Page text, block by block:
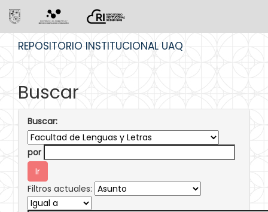
REPOSITORIO INSTITUCIONAL UAQ
Buscar
Buscar:
por
Filtros actuales: